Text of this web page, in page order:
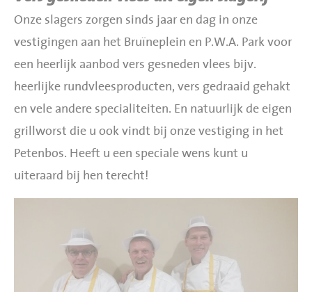
Onze slagers zorgen sinds jaar en dag in onze
vestigingen aan het Bruïneplein en P.W.A. Park voor
een heerlijk aanbod vers gesneden vlees bijv.
heerlijke rundvleesproducten, vers gedraaid gehakt
en vele andere specialiteiten. En natuurlijk de eigen
grillworst die u ook vindt bij onze vestiging in het
Petenbos. Heeft u een speciale wens kunt u
uiteraard bij hen terecht!